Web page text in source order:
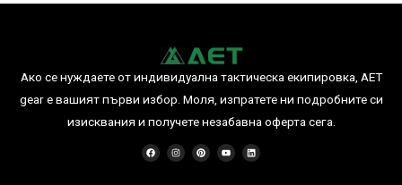
Ако се нуждаете от индивидуална тактическа екипировка, AET
gear е вашият първи избор. Моля, изпратете ни подробните си
изисквания и получете незабавна оферта сега.
F
a
c
I
n
s
P
i
n
Y
o
u
L
i
n